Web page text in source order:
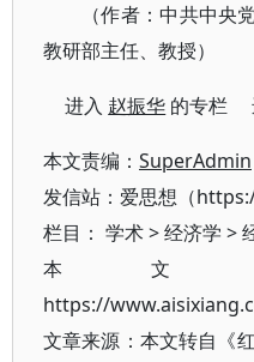
（作者：中共中央
教研部主任、教授）
进入 赵振华 的专栏
本文责编： SuperAdmin
发信站：爱思想（
栏目： 学术>经济学 >
本文
https://
文章来源：本文转自《